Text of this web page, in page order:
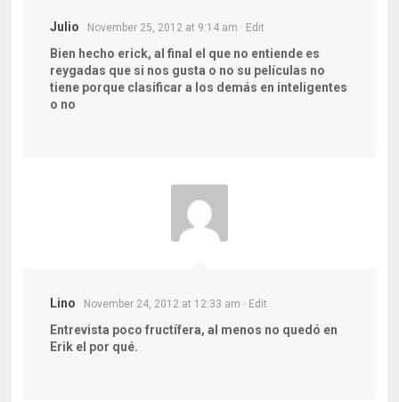
Julio November 25, 2012 at 9:14 am · Edit
Bien hecho erick, al final el que no entiende es
reygadas que si nos gusta o no su películas no
tiene porque clasificar a los demás en inteligentes
o no
Lino November 24, 2012 at 12:33 am · Edit
Entrevista poco fructífera, al menos no quedó en
Erik el por qué.